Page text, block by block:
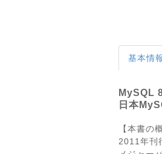
基本情
MySQL
日本
【本書の
2011年刊